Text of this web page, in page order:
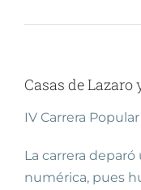
Casas de
IV Carrera
La carrera
numérica, pues